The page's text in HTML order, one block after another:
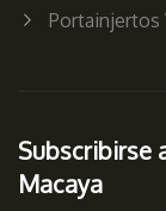
Portainjertos
Subscribirse
Macaya